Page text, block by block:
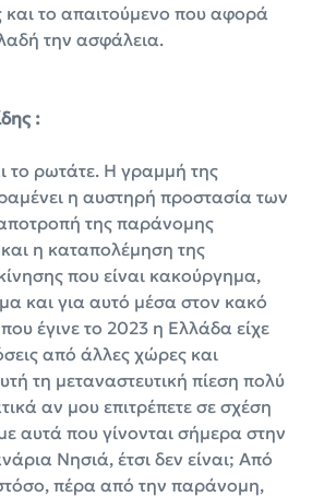
και το απαιτούμενο που αφορά
την ασφάλεια.
:
το ρωτάτε. Η γραμμή της
η αυστηρή προστασία των
της παράνομης
η καταπολέμηση της
που είναι κακούργημα,
και για αυτό μέσα στον κακό
έγινε το 2023 η Ελλάδα είχε
από άλλες χώρες και
τη μεταναστευτική πίεση πολύ
αν μου επιτρέπετε σε σχέση
αυτά που γίνονται σήμερα στην
Νησιά, έτσι δεν είναι; Από
πέρα από την παράνομη,